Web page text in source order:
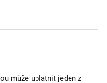
může uplatnit jeden z